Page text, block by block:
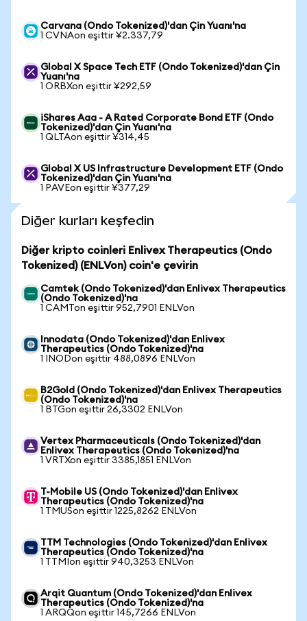
Carvana (Ondo Tokenized)'dan Çin Yuanı'na
1 CVNAon eşittir ¥2.337,79
Global X Space Tech ETF (Ondo Tokenized)'dan Çin
Yuanı'na
1 ORBXon eşittir ¥292,59
iShares Aaa - A Rated Corporate Bond ETF (Ondo
Tokenized)'dan Çin Yuanı'na
1 QLTAon eşittir ¥314,45
Global X US Infrastructure Development ETF (Ondo
Tokenized)'dan Çin Yuanı'na
1 PAVEon eşittir ¥377,29
Diğer kurları keşfedin
Diğer kripto coinleri Enlivex Therapeutics (Ondo
Tokenized) (ENLVon) coin'e çevirin
Camtek (Ondo Tokenized)'dan Enlivex Therapeutics
(Ondo Tokenized)'na
1 CAMTon eşittir 952,7901 ENLVon
Innodata (Ondo Tokenized)'dan Enlivex
Therapeutics (Ondo Tokenized)'na
1 INODon eşittir 488,0896 ENLVon
B2Gold (Ondo Tokenized)'dan Enlivex Therapeutics
(Ondo Tokenized)'na
1 BTGon eşittir 26,3302 ENLVon
Vertex Pharmaceuticals (Ondo Tokenized)'dan
Enlivex Therapeutics (Ondo Tokenized)'na
1 VRTXon eşittir 3385,1851 ENLVon
T-Mobile US (Ondo Tokenized)'dan Enlivex
Therapeutics (Ondo Tokenized)'na
1 TMUSon eşittir 1225,8262 ENLVon
TTM Technologies (Ondo Tokenized)'dan Enlivex
Therapeutics (Ondo Tokenized)'na
1 TTMIon eşittir 940,3253 ENLVon
Arqit Quantum (Ondo Tokenized)'dan Enlivex
Therapeutics (Ondo Tokenized)'na
1 ARQQon eşittir 145,7266 ENLVon